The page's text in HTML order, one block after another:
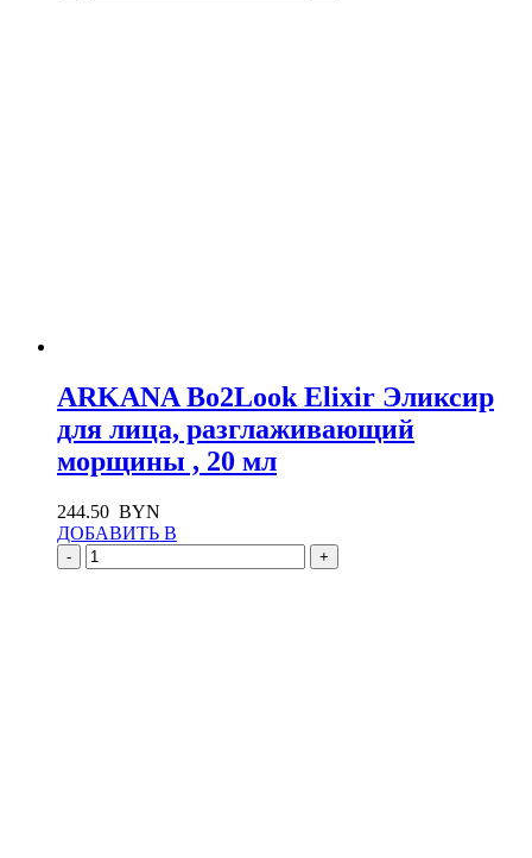
ARKANA Bo2Look Elixir Эликсир
для лица, разглаживающий
морщины , 20 мл
244.50 BYN
ДОБАВИТЬ В
- +